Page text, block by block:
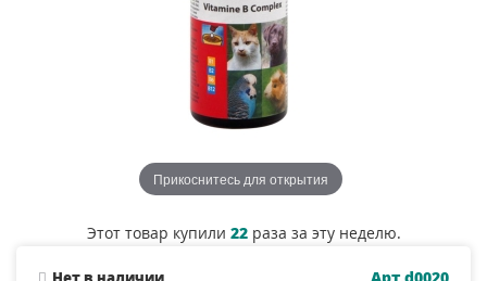
Прикоснитесь для открытия
Этот товар купили 22раза за эту неделю.